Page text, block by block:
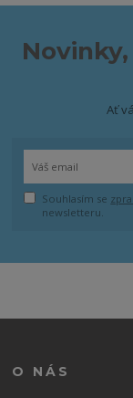
Ať
Souhlasím se
newsletteru.
O NÁS